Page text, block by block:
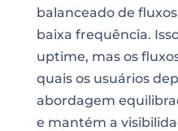
balanceado de
baixa frequência.
uptime, mas os
quais os usuários
abordagem
e mantém a